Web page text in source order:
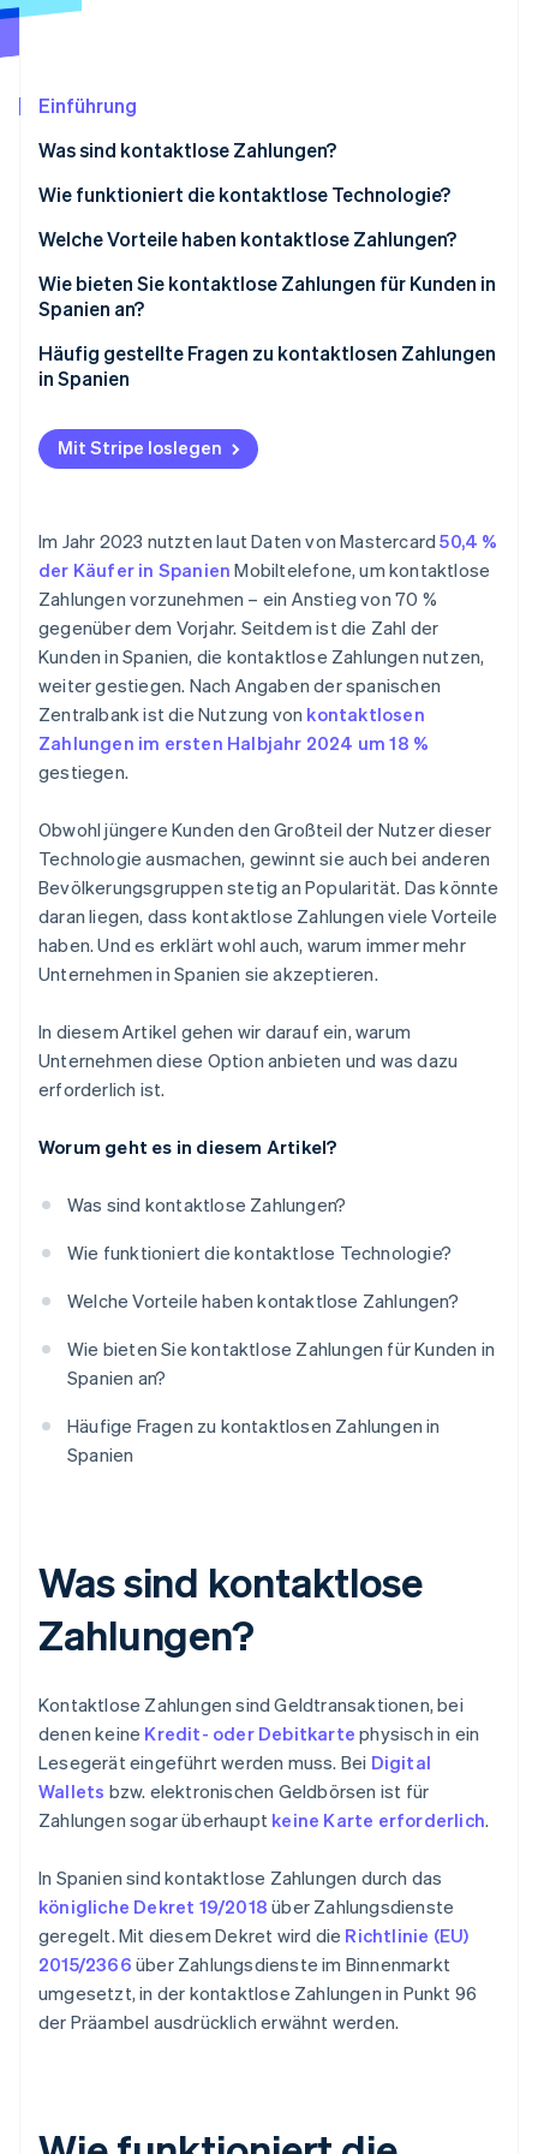
Betrugsprävention
Climate
CO₂-Entnahme
Erfahren Sie, wie Stripe Lösungen für die
Jetzt ansehen
Einführung
Was sind kontaktlose Zahlungen?
Wie funktioniert die kontaktlose Technologie?
Welche Vorteile haben kontaktlose Zahlungen?
Unternehmen
Kunden
Wie bieten Sie kontaktlose Zahlungen für Kunden in
Spanien an?
Anbieter auswählen
Kartenterminal installieren
Personal schulen
Häufig gestellte Fragen zu kontaktlosen Zahlungen
in Spanien
Welche Karten können für kontaktlose Zahlungen in
Spanien verwendet werden?
Welche Smartphones lassen sich für kontaktlose
Zahlungen verwenden?
Müssen Verkäufer den Kunden nach seinen
Personalien fragen, um kontaktlose Zahlungen zu
erhalten?
Mit Stripe loslegen
Im Jahr 2023 nutzten laut Daten von Mastercard50,4 %
der Käufer in Spanien Mobiltelefone, um kontaktlose
Zahlungen vorzunehmen – ein Anstieg von 70 %
gegenüber dem Vorjahr. Seitdem ist die Zahl der
Kunden in Spanien, die kontaktlose Zahlungen nutzen,
weiter gestiegen. Nach Angaben der spanischen
Zentralbank ist die Nutzung von kontaktlosen
Zahlungen im ersten Halbjahr 2024 um 18 %
gestiegen.
Obwohl jüngere Kunden den Großteil der Nutzer dieser
Technologie ausmachen, gewinnt sie auch bei anderen
Bevölkerungsgruppen stetig an Popularität. Das könnte
daran liegen, dass kontaktlose Zahlungen viele Vorteile
haben. Und es erklärt wohl auch, warum immer mehr
Unternehmen in Spanien sie akzeptieren.
In diesem Artikel gehen wir darauf ein, warum
Unternehmen diese Option anbieten und was dazu
erforderlich ist.
Worum geht es in diesem Artikel?
Was sind kontaktlose Zahlungen?
Wie funktioniert die kontaktlose Technologie?
Welche Vorteile haben kontaktlose Zahlungen?
Wie bieten Sie kontaktlose Zahlungen für Kunden in
Spanien an?
Häufige Fragen zu kontaktlosen Zahlungen in
Spanien
Was sind kontaktlose
Zahlungen?
Kontaktlose Zahlungen sind Geldtransaktionen, bei
denen keine Kredit- oder Debitkarte physisch in ein
Lesegerät eingeführt werden muss. Bei Digital
Wallets bzw. elektronischen Geldbörsen ist für
Zahlungen sogar überhaupt keine Karte erforderlich.
In Spanien sind kontaktlose Zahlungen durch das
königliche Dekret 19/2018 über Zahlungsdienste
geregelt. Mit diesem Dekret wird die Richtlinie (EU)
2015/2366 über Zahlungsdienste im Binnenmarkt
umgesetzt, in der kontaktlose Zahlungen in Punkt 96
der Präambel ausdrücklich erwähnt werden.